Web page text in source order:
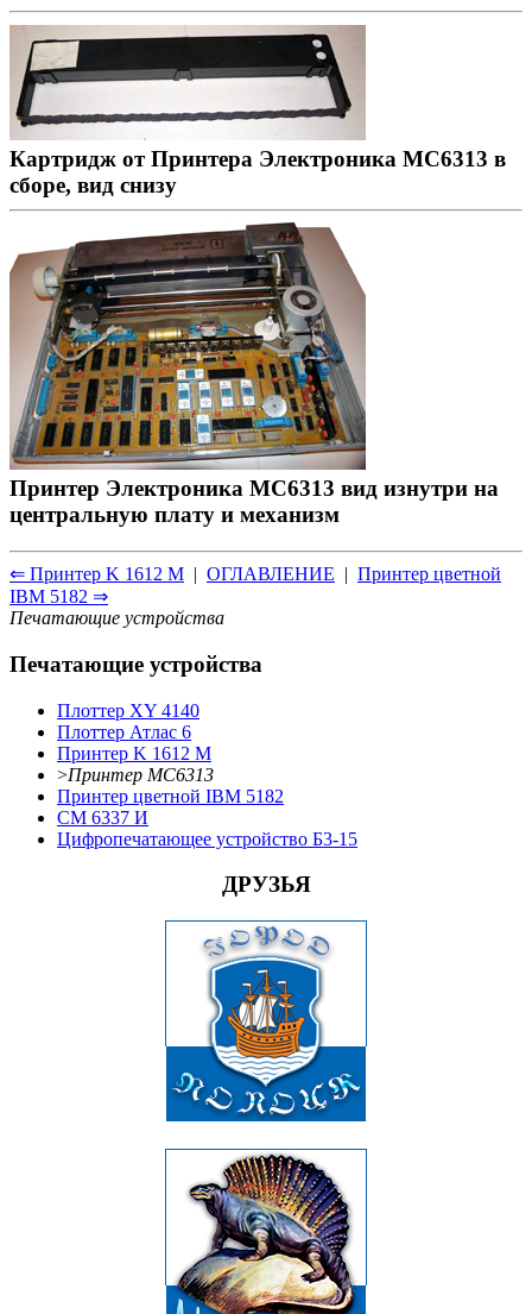
Картридж от Принтера Электроника МС6313 в
сборе, вид снизу
Принтер Электроника МС6313 вид изнутри на
центральную плату и механизм
⇐ Принтер K 1612 M | ОГЛАВЛЕНИЕ | Принтер цветной
IBM 5182 ⇒
Печатающие устройства
Печатающие устройства
Плоттер XY 4140
Плоттер Атлас 6
Принтер K 1612 M
>Принтер МС6313
Принтер цветной IBM 5182
СМ 6337 И
Цифропечатающее устройство Б3-15
ДРУЗЬЯ